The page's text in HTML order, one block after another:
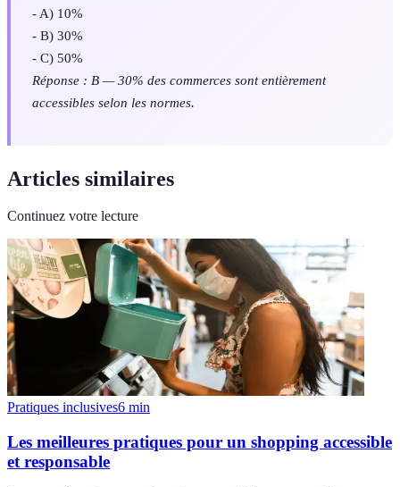
- A) 10%
- B) 30%
- C) 50%
Réponse : B — 30% des commerces sont entièrement
accessibles selon les normes.
Articles similaires
Continuez votre lecture
Pratiques inclusives6 min
Les meilleures pratiques pour un shopping accessible
et responsable